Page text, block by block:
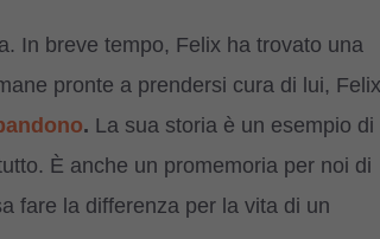
In breve tempo, Felix ha trovato una
pronte a prendersi cura di lui, Felix
. La sua storia è un esempio di
È anche un promemoria per noi di
fare la differenza per la vita di un